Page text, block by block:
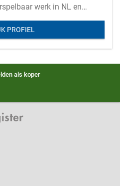
werk in NL en
PROFIEL
als koper